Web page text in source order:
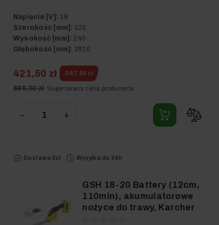
Napięcie [V]: 18
Szerokość [mm]: 122
Wysokość [mm]: 240
Głębokość [mm]: 2910
421,50 zł -267,50 zł
689,00 zł Sugerowana cena producenta
− +
Dostawa 0zł Wysyłka do 24h
GSH 18-20 Battery (12cm,
110min), akumulatorowe
nożyce do trawy, Karcher